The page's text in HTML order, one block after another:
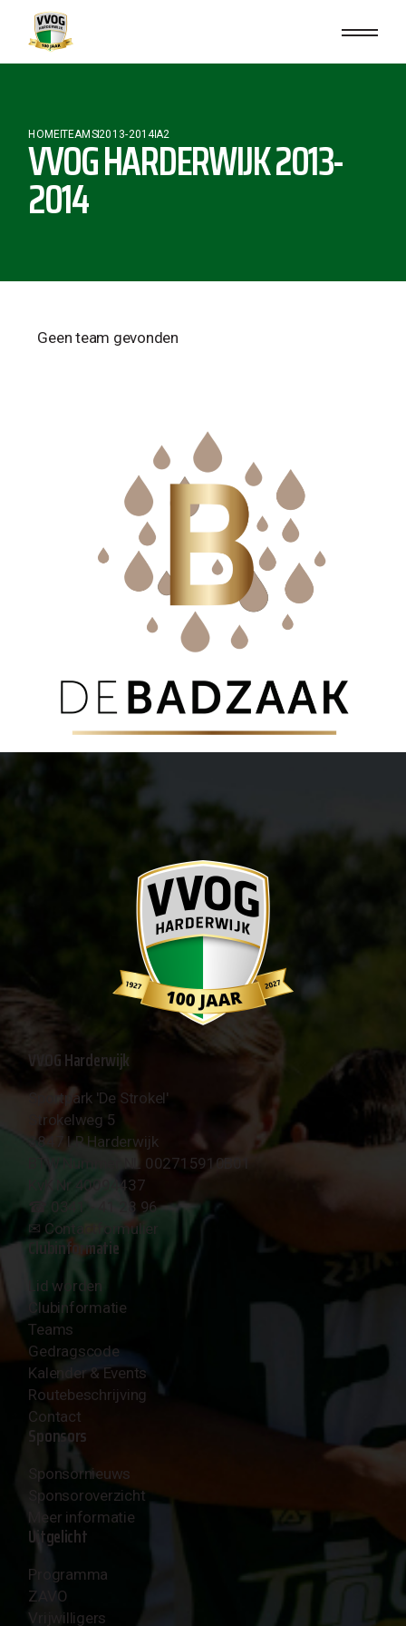
HOMETEAMS2013-2014A2
VVOG HARDERWIJK 2013-
2014
Geen team gevonden
VVOG Harderwijk
Sportpark 'De Strokel'
Strokelweg 5
3847 LR Harderwijk
BTW Nummer NL 002715910B01
KvK Nr 40094437
☎︎ 0341 - 41 28 96
✉︎ Contactformulier
Clubinformatie
Lid worden
Clubinformatie
Teams
Gedragscode
Kalender & Events
Routebeschrijving
Contact
Sponsors
Sponsornieuws
Sponsoroverzicht
Meer informatie
Uitgelicht
Programma
ZAVO
Vrijwilligers